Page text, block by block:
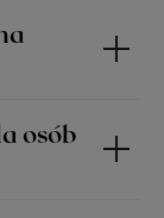
osób